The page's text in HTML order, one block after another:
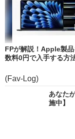
FPが解説！Apple製
数料0円で入手する方
(Fav-Log)
あなた
施中】